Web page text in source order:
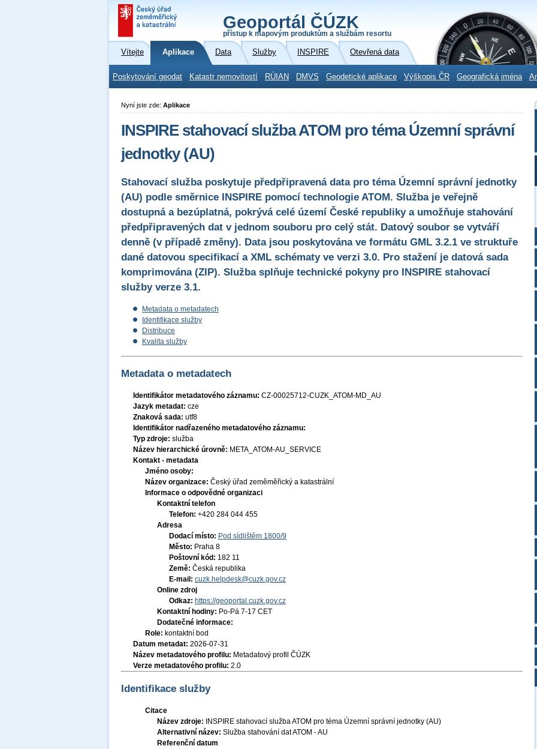
Geoportál ČÚZK
přístup k mapovým produktům a službám resortu
Vítejte Aplikace Data Služby INSPIRE Otevřená data
Poskytování geodat Katastr nemovitostí RÚIAN DMVS Geodetické aplikace Výškopis ČR Geografická jména
Nyní jste zde: Aplikace
INSPIRE stahovací služba ATOM pro téma Územní správní
jednotky (AU)
Stahovací služba poskytuje předpřipravená data pro téma Územní správní jednotky
(AU) podle směrnice INSPIRE pomocí technologie ATOM. Služba je veřejně
dostupná a bezúplatná, pokrývá celé území České republiky a umožňuje stahování
předpřipravených dat v jednom souboru pro celý stát. Datový soubor se vytváří
denně (v případě změny). Data jsou poskytována ve formátu GML 3.2.1 ve struktuře
dané datovou specifikací a XML schématy ve verzi 3.0. Pro stažení je datová sada
komprimována (ZIP). Služba splňuje technické pokyny pro INSPIRE stahovací
služby verze 3.1.
Metadata o metadatech
Identifikace služby
Distribuce
Kvalita služby
Metadata o metadatech
Identifikátor metadatového záznamu: CZ-00025712-CUZK_ATOM-MD_AU
Jazyk metadat: cze
Znaková sada: utf8
Identifikátor nadřazeného metadatového záznamu:
Typ zdroje: služba
Název hierarchické úrovně: META_ATOM-AU_SERVICE
Kontakt - metadata
Jméno osoby:
Název organizace: Český úřad zeměměřický a katastrální
Informace o odpovědné organizaci
Kontaktní telefon
Telefon: +420 284 044 455
Adresa
Dodací místo: Pod sídlištěm 1800/9
Město: Praha 8
Poštovní kód: 182 11
Země: Česká republika
E-mail: cuzk.helpdesk@cuzk.gov.cz
Online zdroj
Odkaz: https://geoportal.cuzk.gov.cz
Kontaktní hodiny: Po-Pá 7-17 CET
Dodatečné informace:
Role: kontaktní bod
Datum metadat: 2026-07-31
Název metadatového profilu: Metadatový profil ČÚZK
Verze metadatového profilu: 2.0
Identifikace služby
Citace
Název zdroje:
INSPIRE stahovací služba ATOM pro téma Územní správní jednotky (AU)
Alternativní název: Služba stahování dat ATOM - AU
Referenční datum